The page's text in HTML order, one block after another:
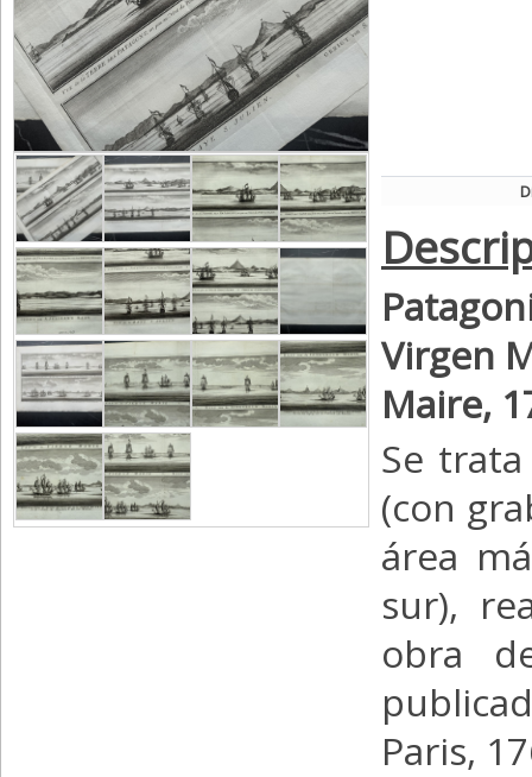
Virgen
Maire,
Se
(con
área
sur),
obra
Paris,